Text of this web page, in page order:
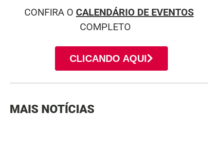
CONFIRA O CALENDÁRIO DE EVENTOS
COMPLETO
CLICANDO AQUI
MAIS NOTÍCIAS